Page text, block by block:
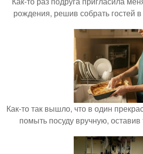
рождения, решив собрать гостей
Как-то так вышло, что в один
помыть посуду вручную, оставив